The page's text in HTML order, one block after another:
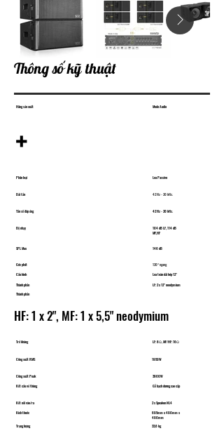
Thông số kỹ thuật
Hãng sản xuất Mode Audio
+
Phân loại Loa Passive
Dải tần 42 Hz - 20 kHz.
Tần số đáp ứng 42 Hz - 20 kHz.
Độ nhạy
​104 dB LF, 114 dB
MF,HF
SPL Max 146 dB
Góc phát
120° ngang
Cấu hình
Loa toàn dải kép 12"
Thành phần
LF: 2 x 12" neodymium
Thành phần
HF: 1 x 2", MF: 1 x 5,5" neodymium
Trở kháng LF: 8Ω, MF/HF: 16Ω
Công suất RMS ​1950W
Công suất Peak
​3900W
Kết cấu vỏ thùng
Gỗ bạch dương cao cấp
Kết nối vào/ra
2 x Speakon NL4
Kích thước
695mm x 490mm x
490mm
Trọng lượng
33,6 kg